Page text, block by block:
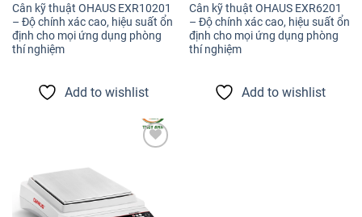
Cân kỹ thuật OHAUS EXR10201
– Độ chính xác cao, hiệu suất ổn
định cho mọi ứng dụng phòng
thí nghiệm
Add to wishlist
Cân kỹ thuật OHAUS EXR6201
– Độ chính xác cao, hiệu suất ổn
định cho mọi ứng dụng phòng
thí nghiệm
Add to wishlist